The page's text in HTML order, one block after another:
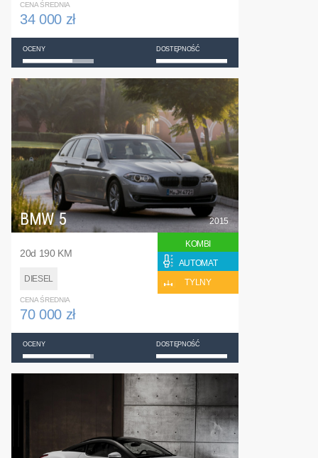
CENA ŚREDNIA
34 000 zł
OCENY DOSTĘPNOŚĆ
BMW 5
20d 190 KM
DIESEL
2015
KOMBI
AUTOMAT
TYLNY
CENA ŚREDNIA
70 000 zł
OCENY DOSTĘPNOŚĆ